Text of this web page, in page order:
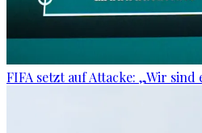
FIFA setzt auf Attacke: „Wir sind